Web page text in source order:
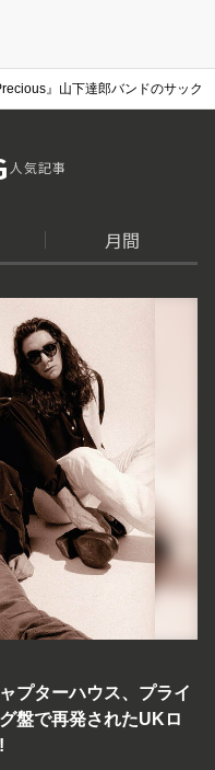
』山下達郎バンドのサック
人気記事
月間
プターハウス、プライ
盤で再発されたUKロ